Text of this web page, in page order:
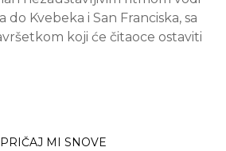
do Kvebeka i San Franciska, sa
koji će čitaoce ostaviti
MI SNOVE